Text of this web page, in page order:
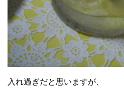
入れ過ぎだと思いますが、